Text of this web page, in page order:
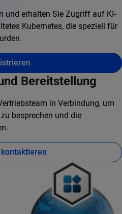
und erhalten Sie Zugriff auf KI-
Kubernetes, die speziell für
Bereitstellung
in Verbindung, um
besprechen und die